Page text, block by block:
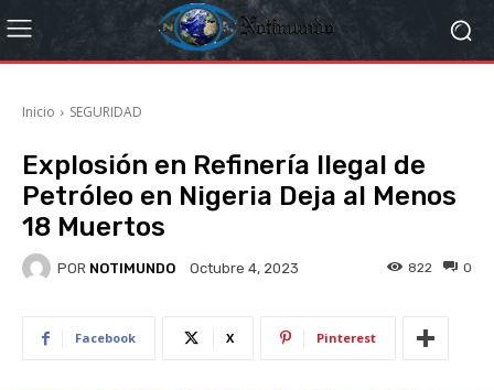
Inicio SEGURIDAD
Explosión en Refinería Ilegal de
Petróleo en Nigeria Deja al Menos
18 Muertos
POR NOTIMUNDO Octubre 4, 2023 0
822
Facebook X Pinterest